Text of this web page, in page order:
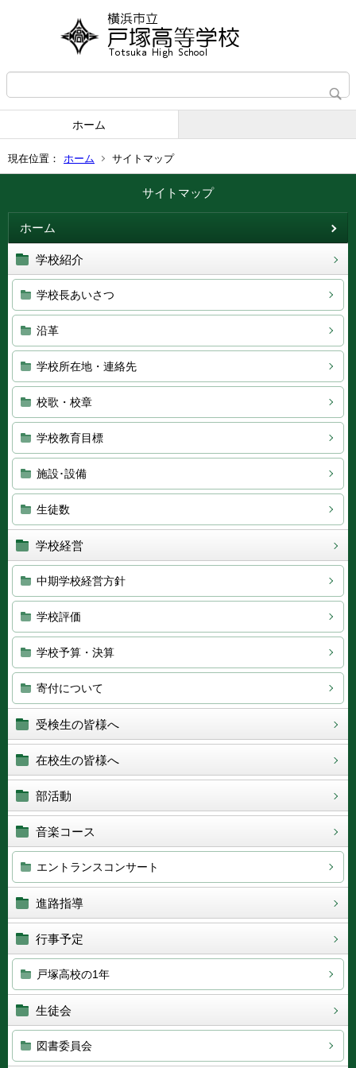
ホーム
現在位置： ホーム サイトマップ
サイトマップ
ホーム
学校紹介
学校長あいさつ
沿革
学校所在地・連絡先
校歌・校章
学校教育目標
施設･設備
生徒数
学校経営
中期学校経営方針
学校評価
学校予算・決算
寄付について
受検生の皆様へ
在校生の皆様へ
部活動
音楽コース
エントランスコンサート
進路指導
行事予定
戸塚高校の1年
生徒会
図書委員会